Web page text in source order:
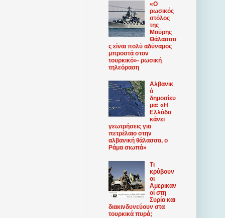
«Ο
ρωσικός
στόλος
της
Μαύρης
Θάλασσα
ς είναι πολύ αδύναμος
μπροστά στον
τουρκικό»- ρωσική
τηλεόραση
Αλβανικ
ό
δημοσίευ
μα: «Η
Ελλάδα
κάνει
γεωτρήσεις για
πετρέλαιο στην
αλβανική θάλασσα, ο
Ράμα σιωπά»
Τι
κρύβουν
οι
Αμερικαν
οί στη
Συρία και
διακινδυνεύουν στα
τουρκικά πυρά;